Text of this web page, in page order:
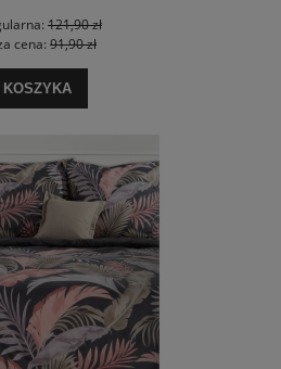
121,90 zł
cena: 91,90 zł
KOSZYKA